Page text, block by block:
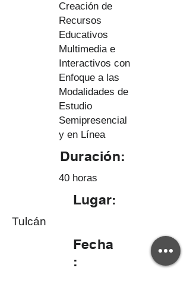
Creación de
Recursos
Educativos
Multimedia e
Interactivos con
Enfoque a las
Modalidades de
Estudio
Semipresencial
y en Línea
Duración:
40 horas
Lugar:
Tulcán
Fecha
: